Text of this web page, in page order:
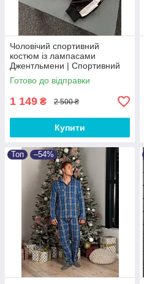
Чоловічий спортивний
костюм із лампасами
Джентльмени | Cпортивний
костюм у смужку чоловічий
ЛЮКС якості
Готово до відправки
1 149 ₴ 2 500 ₴
Купити
Топ –54%